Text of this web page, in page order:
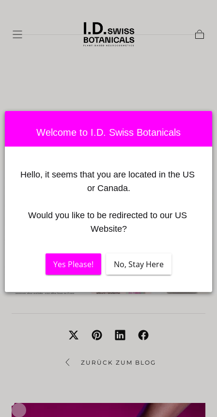
MODES & WORKS - FEBRUAR
2023
ZURÜCK ZUM BLOG
Welcome to I.D. Swiss Botanicals
Hello, it seems that you are located in the US
or Canada.
Would you like to be redirected to our US
Website?
Yes Please! No, Stay Here